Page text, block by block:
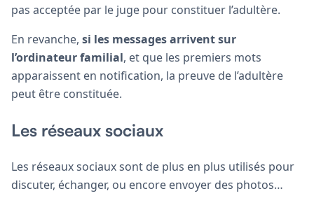
pas acceptée par le juge pour constituer l’adultère.
En revanche, si les messages arrivent sur
l’ordinateur familial, et que les premiers mots
apparaissent en notification, la preuve de l’adultère
peut être constituée.
Les réseaux sociaux
Les réseaux sociaux sont de plus en plus utilisés pour
discuter, échanger, ou encore envoyer des photos…